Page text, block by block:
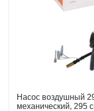
Насос воздушный
механический, 295